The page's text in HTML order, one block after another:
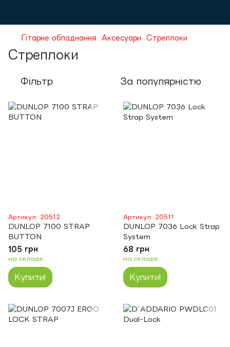
Гітарне обладнання Аксесуари Стреплоки
Стреплоки
Фільтр За популярністю
Артикул: 20512
DUNLOP 7100 STRAP
BUTTON
105 грн
на складе
Купити!
Артикул: 20511
DUNLOP 7036 Lock Strap
System
68 грн
на складе
Купити!